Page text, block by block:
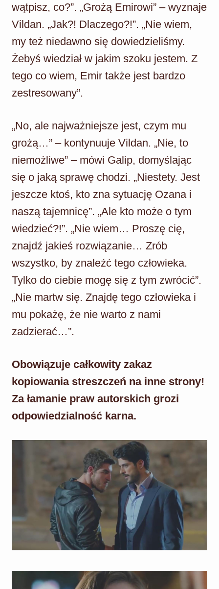
wątpisz, co?”. „Grożą Emirowi” – wyznaje
Vildan. „Jak?! Dlaczego?!”. „Nie wiem,
my też niedawno się dowiedzieliśmy.
Żebyś wiedział w jakim szoku jestem. Z
tego co wiem, Emir także jest bardzo
zestresowany”.
„No, ale najważniejsze jest, czym mu
grożą…” – kontynuuje Vildan. „Nie, to
niemożliwe” – mówi Galip, domyślając
się o jaką sprawę chodzi. „Niestety. Jest
jeszcze ktoś, kto zna sytuację Ozana i
naszą tajemnicę”. „Ale kto może o tym
wiedzieć?!”. „Nie wiem… Proszę cię,
znajdź jakieś rozwiązanie… Zrób
wszystko, by znaleźć tego człowieka.
Tylko do ciebie mogę się z tym zwrócić”.
„Nie martw się. Znajdę tego człowieka i
mu pokażę, że nie warto z nami
zadzierać…”.
Obowiązuje całkowity zakaz
kopiowania streszczeń na inne strony!
Za łamanie praw autorskich grozi
odpowiedzialność karna.